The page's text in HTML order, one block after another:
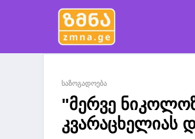
საზოგადოება
"მერვე
კვარაცხელიას